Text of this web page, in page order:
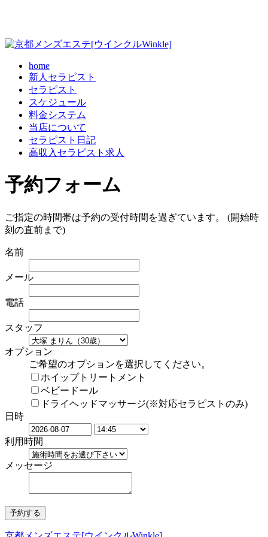
home
新人セラピスト
セラピスト
スケジュール
料金システム
当店について
セラピスト日記
高収入セラピスト求人
予約フォーム
ご指定の時間帯は予約の受付時間を過ぎています。 (開始時
刻の直前まで)
名前
メール
電話
スタッフ
オプション
ご希望のオプションを選択してください。
ホイップトリートメント
ベビードール
ドライヘッドマッサージ(※対応セラピストのみ)
日時
利用時間
メッセージ